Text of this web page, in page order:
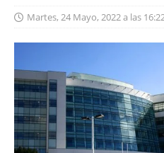
Martes, 24 Mayo, 2022 a las